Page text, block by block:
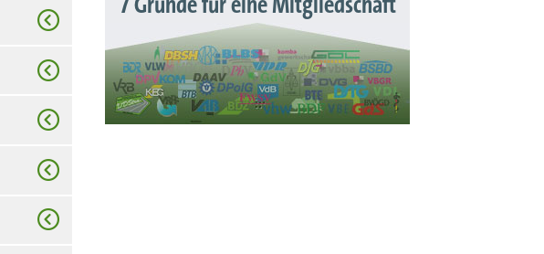
7 Gründe für eine Mitgliedschaft